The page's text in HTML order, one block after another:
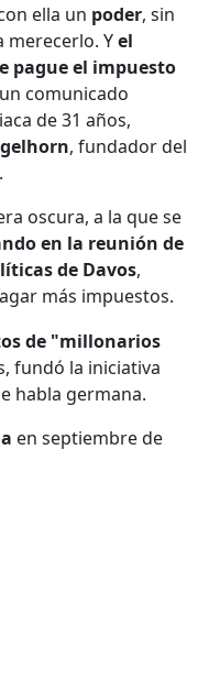
ella un poder, sin
merecerlo. Yel
pague el impuesto
comunicado
de 31 años,
, fundador del
oscura, a la que se
en la reunión de
de Davos,
más impuestos.
de "millonarios
fundó la iniciativa
habla germana.
en septiembre de